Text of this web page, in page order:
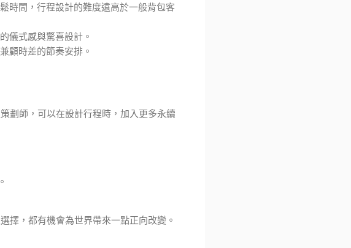
時間，行程設計的難度遠高於一般背包客
儀式感與驚喜設計。
顧時差的節奏安排。
劃師，可以在設計行程時，加入更多永續
擇，都有機會為世界帶來一點正向改變。